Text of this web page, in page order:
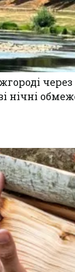
через
нічні